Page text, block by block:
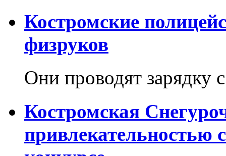
Костромские
физруков
Они проводят зарядку
Костромская
привлекательностью